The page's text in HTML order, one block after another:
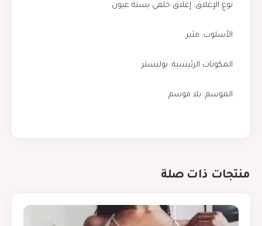
نوع الإغلاق: إغلاق خلفي بستة عيون
الأسلوب: مثير
المكونات الرئيسية: بوليستر
الموسم: بلا موسم
منتجات ذات صلة